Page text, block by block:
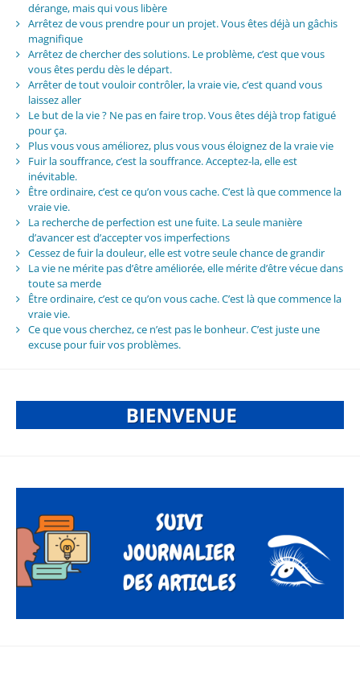
dérange, mais qui vous libère
Arrêtez de vous prendre pour un projet. Vous êtes déjà un gâchis
magnifique
Arrêtez de chercher des solutions. Le problème, c’est que vous
vous êtes perdu dès le départ.
Arrêter de tout vouloir contrôler, la vraie vie, c’est quand vous
laissez aller
Le but de la vie ? Ne pas en faire trop. Vous êtes déjà trop fatigué
pour ça.
Plus vous vous améliorez, plus vous vous éloignez de la vraie vie
Fuir la souffrance, c’est la souffrance. Acceptez-la, elle est
inévitable.
Être ordinaire, c’est ce qu’on vous cache. C’est là que commence la
vraie vie.
La recherche de perfection est une fuite. La seule manière
d’avancer est d’accepter vos imperfections
Cessez de fuir la douleur, elle est votre seule chance de grandir
La vie ne mérite pas d’être améliorée, elle mérite d’être vécue dans
toute sa merde
Être ordinaire, c’est ce qu’on vous cache. C’est là que commence la
vraie vie.
Ce que vous cherchez, ce n’est pas le bonheur. C’est juste une
excuse pour fuir vos problèmes.